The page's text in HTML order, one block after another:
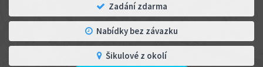
Zadání zdarma
Nabídky bez závazku
Šikulové z okolí